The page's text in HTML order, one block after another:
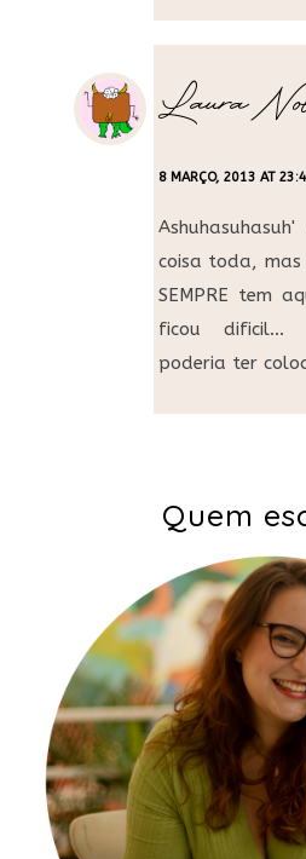
Laura
8 MARÇO, 2013 AT
coisa toda, mas
SEMPRE tem
ficou dificil…
poderia ter
Quem